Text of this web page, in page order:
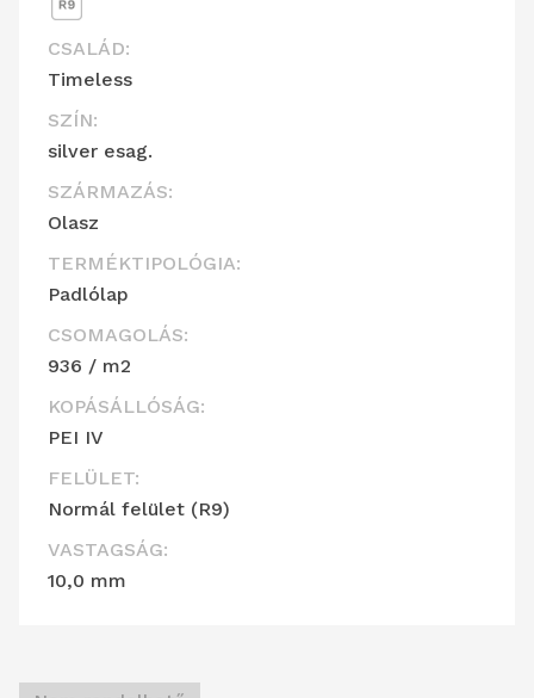
CSALÁD:
Timeless
SZÍN:
silver esag.
SZÁRMAZÁS:
Olasz
TERMÉKTIPOLÓGIA:
Padlólap
CSOMAGOLÁS:
936 / m2
KOPÁSÁLLÓSÁG:
PEI IV
FELÜLET:
Normál felület (R9)
VASTAGSÁG:
10,0 mm